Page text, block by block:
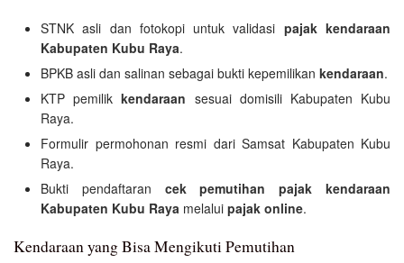
STNK asli dan fotokopi untuk validasi pajak kendaraan
Kabupaten Kubu Raya.
BPKB asli dan salinan sebagai bukti kepemilikan kendaraan.
KTP pemilikkendaraan sesuai domisili Kabupaten Kubu
Raya.
Formulir permohonan resmi dari Samsat Kabupaten Kubu
Raya.
Bukti pendaftaran cek pemutihan pajak kendaraan
Kabupaten Kubu Raya melalui pajak online.
Kendaraan yang Bisa Mengikuti Pemutihan